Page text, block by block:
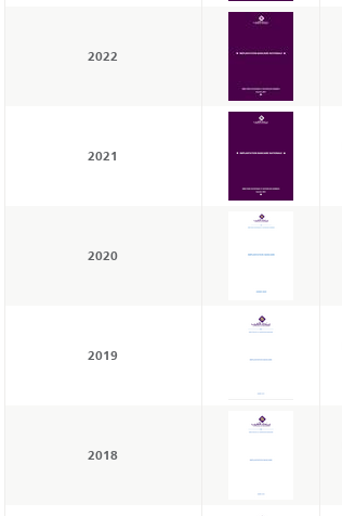
2022
2021
2020
2019
2018